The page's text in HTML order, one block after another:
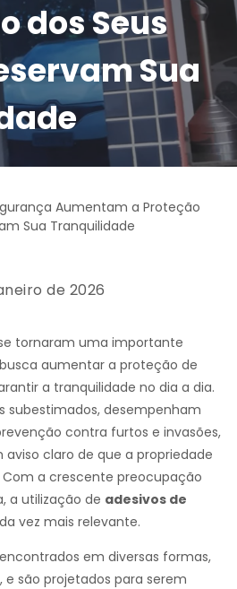
dos Seus
Sua
de 2026
tornaram uma importante
aumentar a proteção de
a tranquilidade no dia a dia.
subestimados, desempenham
contra furtos e invasões,
claro de que a propriedade
a crescente preocupação
a utilização de adesivos de
vez mais relevante.
em diversas formas,
são projetados para serem